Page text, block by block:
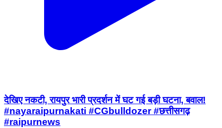
देखिए नकटी, रायपुर भारी प्रदर्शन में घट गई बड़ी घटना, बवाल!
#nayaraipurnakati #CGbulldozer #छत्तीसगढ़
#raipurnews